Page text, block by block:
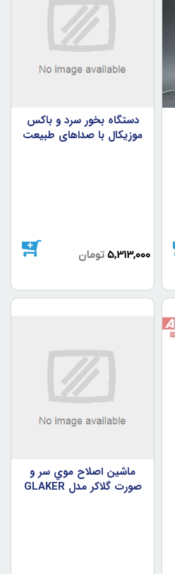
دستگاه بخور سرد و باکس
موزيکال با صداهاي طبيعت
5,313,000 تومان
ماشين اصلاح موي سر و
صورت گلاکر مدل GLAKER